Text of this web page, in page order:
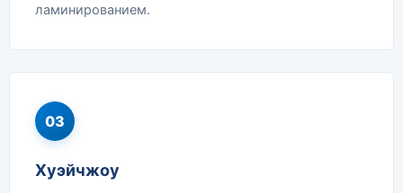
ламинированием.
03
Хуэйчжоу